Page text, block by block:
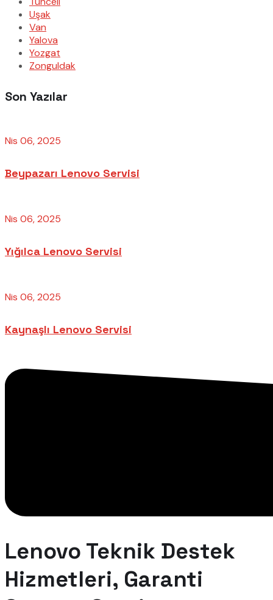
Uşak
Van
Yalova
Yozgat
Zonguldak
Son Yazılar
Nis 06, 2025
Beypazarı Lenovo Servisi
Nis 06, 2025
Yığılca Lenovo Servisi
Nis 06, 2025
Kaynaşlı Lenovo Servisi
Lenovo Teknik Destek
Hizmetleri, Garanti